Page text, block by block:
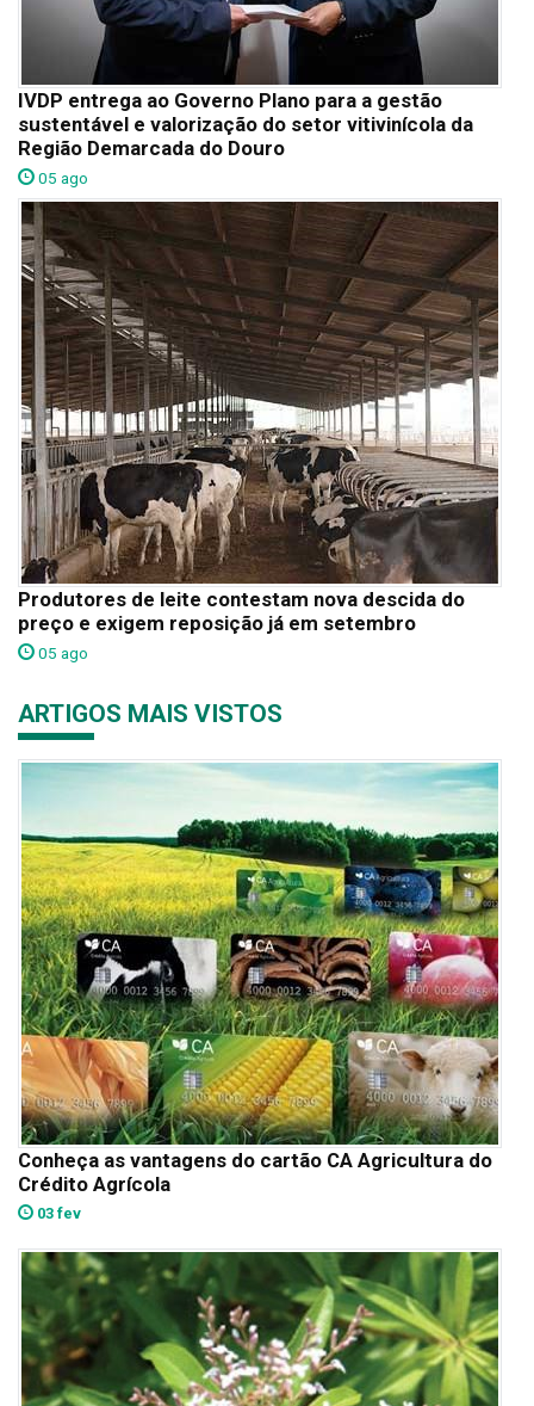
IVDP entrega ao Governo Plano para a gestão
sustentável e valorização do setor vitivinícola da
Região Demarcada do Douro
05 ago
Produtores de leite contestam nova descida do
preço e exigem reposição já em setembro
05 ago
ARTIGOS MAIS VISTOS
Conheça as vantagens do cartão CA Agricultura do
Crédito Agrícola
03 fev